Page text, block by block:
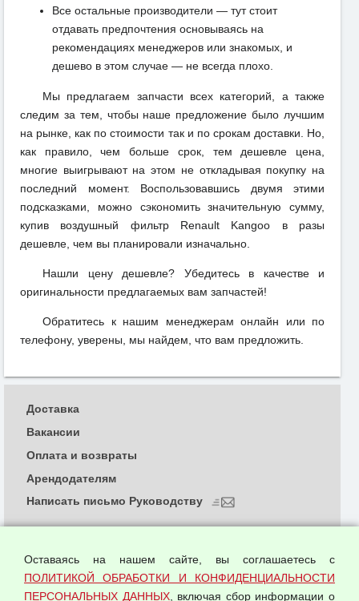
Все остальные производители — тут стоит
отдавать предпочтения основываясь на
рекомендациях менеджеров или знакомых, и
дешево в этом случае — не всегда плохо.
Мы предлагаем запчасти всех категорий, а также
следим за тем, чтобы наше предложение было лучшим
на рынке, как по стоимости так и по срокам доставки. Но,
как правило, чем больше срок, тем дешевле цена,
многие выигрывают на этом не откладывая покупку на
последний момент. Воспользовавшись двумя этими
подсказками, можно сэкономить значительную сумму,
купив воздушный фильтр Renault Kangoo в разы
дешевле, чем вы планировали изначально.
Нашли цену дешевле? Убедитесь в качестве и
оригинальности предлагаемых вам запчастей!
Обратитесь к нашим менеджерам онлайн или по
телефону, уверены, мы найдем, что вам предложить.
Политика обработки и конфиденциальности
персональных данных
Согласием на обработку персональных данных
Доставка
Вакансии
Оплата и возвраты
Арендодателям
Написать письмо Руководству
Оставаясь на нашем сайте, вы соглашаетесь с
ПОЛИТИКОЙ ОБРАБОТКИ И КОНФИДЕНЦИАЛЬНОСТИ
ПЕРСОНАЛЬНЫХ ДАННЫХ, включая сбор информации о